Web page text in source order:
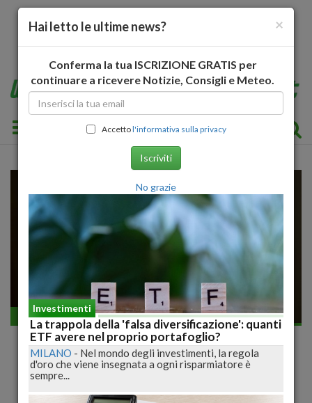
Toggle navigation
Economia generale
Tria: 'Sicuro di trovare soluzione con
Commissione Ue'
×
Hai letto le ultime news?
Conferma la tua ISCRIZIONE GRATIS per
continuare a ricevere Notizie, Consigli e Meteo.
Accettol'informativa sulla privacy
Iscriviti
No grazie
Investimenti
La trappola della 'falsa diversificazione': quanti
ETF avere nel proprio portafoglio?
MILANO - Nel mondo degli investimenti, la regola
d'oro che viene insegnata a ogni risparmiatore è
sempre...